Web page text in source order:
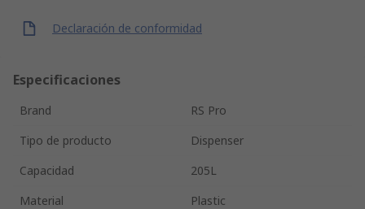
Declaración de conformidad
Especificaciones
Brand
RS Pro
Tipo de producto
Dispenser
Capacidad
205L
Material
Plastic